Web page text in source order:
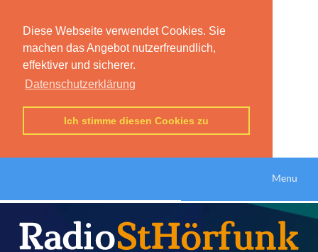
Diese Webseite verwendet Cookies. Sie
machen das Angebot nutzerfreundlich,
effektiver und sicherer.
Datenschutzerklärung
Ich stimme diesen Cookies zu
Menu